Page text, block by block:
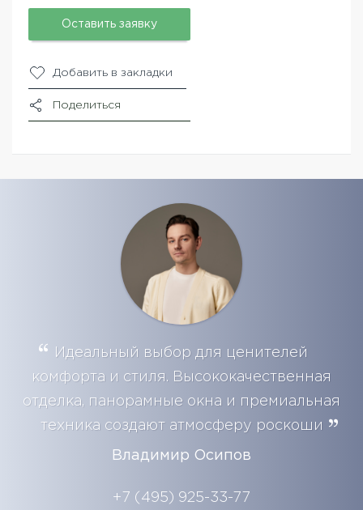
Оставить заявку
Добавить в закладки
Поделиться
Идеальный выбор для ценителей
комфорта и стиля. Высококачественная
отделка, панорамные окна и премиальная
техника создают атмосферу роскоши
Владимир Осипов
+7 (495) 925-33-77